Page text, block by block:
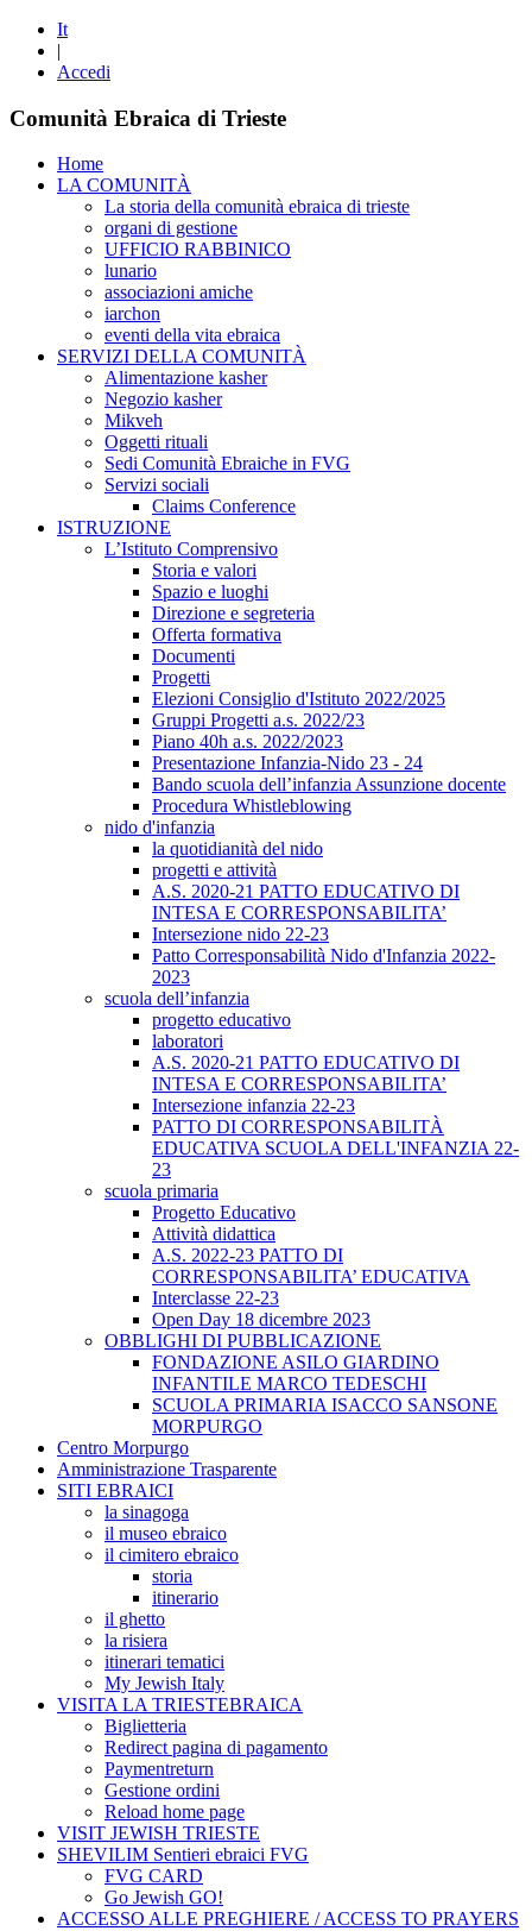
It
|
Accedi
Comunità Ebraica di Trieste
Home
LA COMUNITÀ
La storia della comunità ebraica di trieste
organi di gestione
UFFICIO RABBINICO
lunario
associazioni amiche
iarchon
eventi della vita ebraica
SERVIZI DELLA COMUNITÀ
Alimentazione kasher
Negozio kasher
Mikveh
Oggetti rituali
Sedi Comunità Ebraiche in FVG
Servizi sociali
Claims Conference
ISTRUZIONE
L’Istituto Comprensivo
Storia e valori
Spazio e luoghi
Direzione e segreteria
Offerta formativa
Documenti
Progetti
Elezioni Consiglio d'Istituto 2022/2025
Gruppi Progetti a.s. 2022/23
Piano 40h a.s. 2022/2023
Presentazione Infanzia-Nido 23 - 24
Bando scuola dell’infanzia Assunzione docente
Procedura Whistleblowing
nido d'infanzia
la quotidianità del nido
progetti e attività
A.S. 2020-21 PATTO EDUCATIVO DI
INTESA E CORRESPONSABILITA’
Intersezione nido 22-23
Patto Corresponsabilità Nido d'Infanzia 2022-
2023
scuola dell’infanzia
progetto educativo
laboratori
A.S. 2020-21 PATTO EDUCATIVO DI
INTESA E CORRESPONSABILITA’
Intersezione infanzia 22-23
PATTO DI CORRESPONSABILITÀ
EDUCATIVA SCUOLA DELL'INFANZIA 22-
23
scuola primaria
Progetto Educativo
Attività didattica
A.S. 2022-23 PATTO DI
CORRESPONSABILITA’ EDUCATIVA
Interclasse 22-23
Open Day 18 dicembre 2023
OBBLIGHI DI PUBBLICAZIONE
FONDAZIONE ASILO GIARDINO
INFANTILE MARCO TEDESCHI
SCUOLA PRIMARIA ISACCO SANSONE
MORPURGO
Centro Morpurgo
Amministrazione Trasparente
SITI EBRAICI
la sinagoga
il museo ebraico
il cimitero ebraico
storia
itinerario
il ghetto
la risiera
itinerari tematici
My Jewish Italy
VISITA LA TRIESTEBRAICA
Biglietteria
Redirect pagina di pagamento
Paymentreturn
Gestione ordini
Reload home page
VISIT JEWISH TRIESTE
SHEVILIM Sentieri ebraici FVG
FVG CARD
Go Jewish GO!
ACCESSO ALLE PREGHIERE / ACCESS TO PRAYERS